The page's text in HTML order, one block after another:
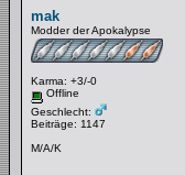
mak
Modder der Apokalypse
Karma: +3/-0
Offline
Geschlecht:
Beiträge: 1147
M/A/K